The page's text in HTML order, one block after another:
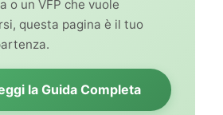
o un VFP che vuole
questa pagina è il tuo
la Guida Completa